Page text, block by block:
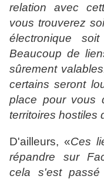
relation avec
vous trouverez
électronique
Beaucoup de
sûrement
certains seront
place pour vous
territoires hostiles
D'ailleurs, «Ces
répandre sur
cela s'est